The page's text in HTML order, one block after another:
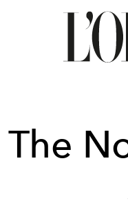
The